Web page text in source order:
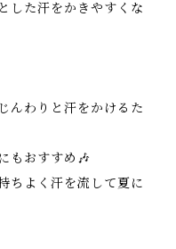
した汗をかきやすくな
んわりと汗をかけるた
もおすすめ🎶
ちよく汗を流して夏に